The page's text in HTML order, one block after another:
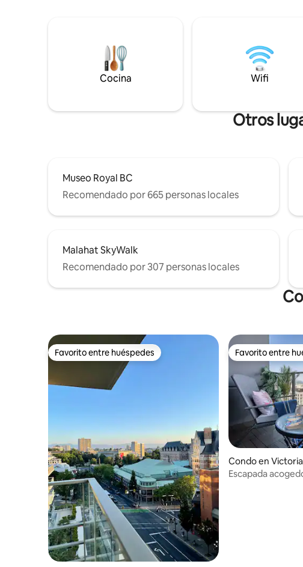
Con todas las comodidades modernas
que puedas necesitar, es el lugar
perfecto para relajarte y desconectar.
¡Disfruta de la magia y la maravilla de vivir
minimalista y
los sonidos del
crean un espacio
recargar
Cocina Wifi
Otros
Museo Royal BC
Recomendado por 665 personas locales
Malahat SkyWalk
Recomendado por 307 personas locales
Favorito entre huéspedes
Favorito entre huéspedes Favorito entre
Favorito entre
Condo en Victoria
Escapada